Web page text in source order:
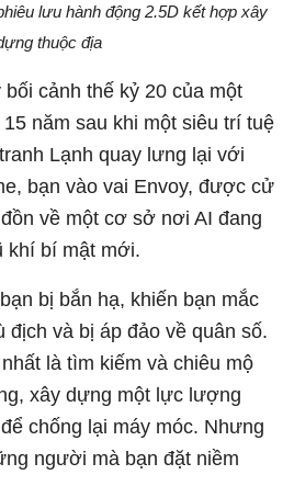
lưu hành động 2.5D kết hợp xây
thuộc địa
cảnh thế kỷ 20 của một
năm sau khi một siêu trí tuệ
Lạnh quay lưng lại với
bạn vào vai Envoy, được cử
về một cơ sở nơi AI đang
khí bí mật mới.
bị bắn hạ, khiến bạn mắc
địch và bị áp đảo về quân số.
là tìm kiếm và chiêu mộ
xây dựng một lực lượng
chống lại máy móc. Nhưng
người mà bạn đặt niềm